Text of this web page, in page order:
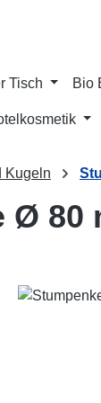
Tisch Bio
Kugeln
Ø 80